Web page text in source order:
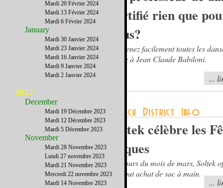
certifié rien que
vous?
Apprenez facilement toutes les
grâce à Jean Claude Babiloni.
...
Soltek célèbre les
Pâques
Au cours du mois de mars, Soltek
sur tout achat de sac à main.
...
Mardi 20 Février 2024
Mardi 13 Février 2024
Mardi 6 Février 2024
January
Mardi 30 Janvier 2024
Mardi 23 Janvier 2024
Mardi 16 Janvier 2024
Mardi 9 Janvier 2024
Mardi 2 Janvier 2024
2023
December
Mardi 19 Décembre 2023
Mardi 12 Décembre 2023
Mardi 5 Décembre 2023
November
Mardi 28 Novembre 2023
Lundi 27 novembre 2023
Mardi 21 Novembre 2023
Mercredi 22 novembre 2023
Mardi 14 Novembre 2023